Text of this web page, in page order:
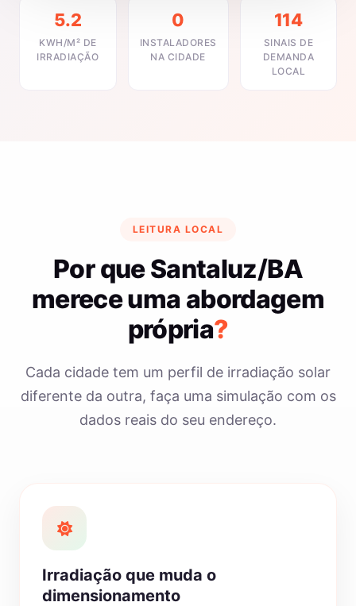
5.2
KWH/M² DE
IRRADIAÇÃO
0
INSTALADORES
NA CIDADE
114
SINAIS DE
DEMANDA
LOCAL
LEITURA LOCAL
Por que Santaluz/BA
merece uma abordagem
própria?
Cada cidade tem um perfil de irradiação solar
diferente da outra, faça uma simulação com os
dados reais do seu endereço.
Irradiação que muda o
dimensionamento